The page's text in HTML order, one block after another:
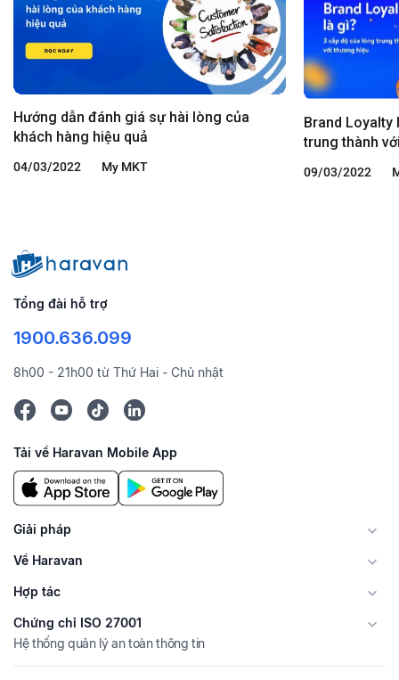
Hướng dẫn đánh giá sự hài lòng của
khách hàng hiệu quả
04/03/2022 My MKT
Brand Loyalty
trung thành
09/03/2022
Tổng đài hỗ trợ
1900.636.099
8h00 - 21h00 từ Thứ Hai - Chủ nhật
Tải về Haravan Mobile App
Giải pháp
Về Haravan
Hợp tác
Chứng chỉ ISO 27001
Hệ thống quản lý an toàn thông tin